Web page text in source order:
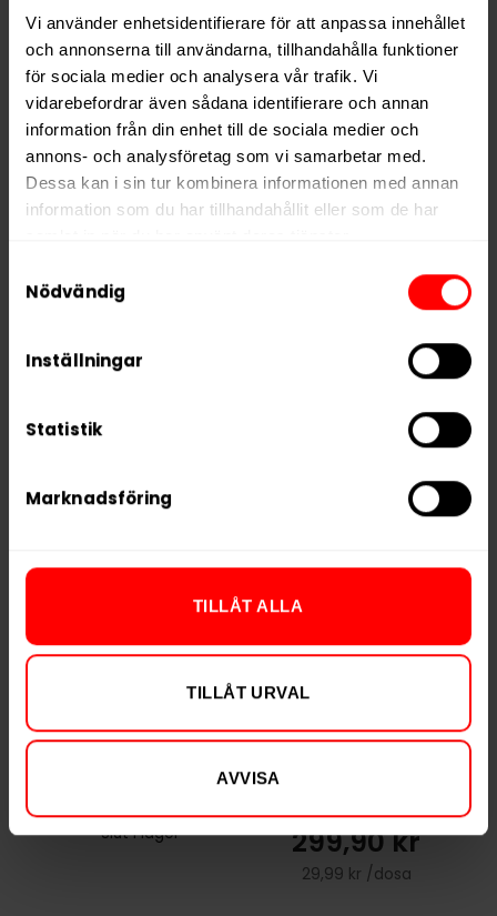
Vi använder enhetsidentifierare för att anpassa innehållet
och annonserna till användarna, tillhandahålla funktioner
för sociala medier och analysera vår trafik. Vi
vidarebefordrar även sådana identifierare och annan
information från din enhet till de sociala medier och
annons- och analysföretag som vi samarbetar med.
Dessa kan i sin tur kombinera informationen med annan
information som du har tillhandahållit eller som de har
We work with
who may receive and
Nödvändig
Inställningar
Statistik
Marknadsföring
TILLÅT ALLA
TILLÅT URVAL
AVVISA
Smak
Mint
Format
Slim
Styrka
Extra Stark
Nikotin per gram
16,0 mg/g
Nikotin per portion
8,0 mg
Portioner per dosa
Slut i lager 299,90 kr
29,99 kr /dosa